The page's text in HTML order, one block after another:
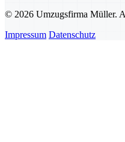
© 2026 Umzugsfirma Müller.
Impressum Datenschutz